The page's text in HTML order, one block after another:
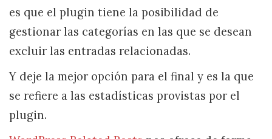
es que el plugin tiene la posibilidad de
gestionar las categorías en las que se desean
excluir las entradas relacionadas.
Y deje la mejor opción para el final y es la que
se refiere a las estadísticas provistas por el
plugin.